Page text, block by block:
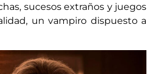
sucesos extraños y juegos
un vampiro dispuesto a